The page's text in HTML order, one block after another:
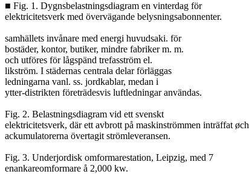
■ Fig. 1. Dygnsbelastningsdiagram en vinterdag för
elektricitetsverk med övervägande belysningsabonnenter.
samhällets invånare med energi huvudsaki. för
bostäder, kontor, butiker, mindre fabriker m. m.
och utföres för lågspänd trefasström el.
likström. I städernas centrala delar förläggas
ledningarna vanl. ss. jordkablar, medan i
ytter-distrikten företrädesvis luftledningar användas.
Fig. 2. Belastningsdiagram vid ett svenskt
elektricitetsverk, där ett avbrott på maskinströmmen inträffat øch
ackumulatorerna övertagit strömleveransen.
Fig. 3. Underjordisk omformarestation, Leipzig, med 7
enankareomformare å 2,000 kw.